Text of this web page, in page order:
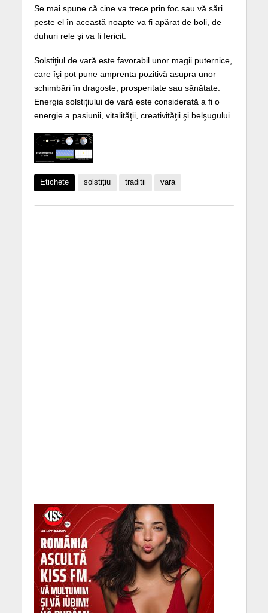
Se mai spune că cine va trece prin foc sau vă sări
peste el în această noapte va fi apărat de boli, de
duhuri rele şi va fi fericit.
Solstiţiul de vară este favorabil unor magii puternice,
care îşi pot pune amprenta pozitivă asupra unor
schimbări în dragoste, prosperitate sau sănătate.
Energia solstiţiului de vară este considerată a fi o
energie a pasiunii, vitalităţii, creativităţii şi belşugului.
Etichete solstițiu traditii vara